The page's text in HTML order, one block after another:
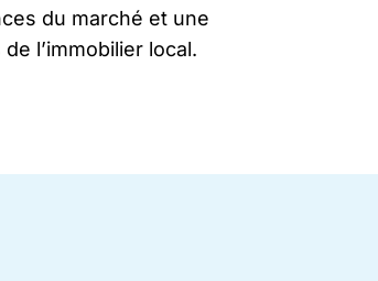
du marché et une
l’immobilier local.